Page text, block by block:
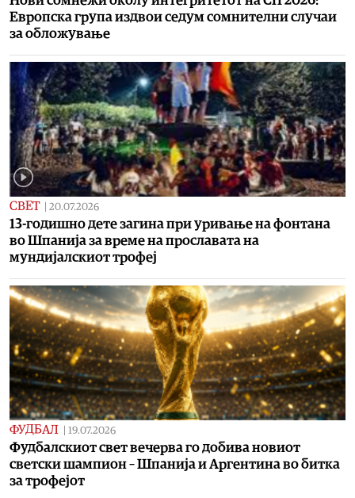
Европска група издвои седум сомнителни случаи
за обложување
СВЕТ | 20.07.2026
13-годишно дете загина при уривање на фонтана
во Шпанија за време на прославата на
мундијалскиот трофеј
ФУДБАЛ | 19.07.2026
Фудбалскиот свет вечерва го добива новиот
светски шампион – Шпанија и Аргентина во битка
за трофејот